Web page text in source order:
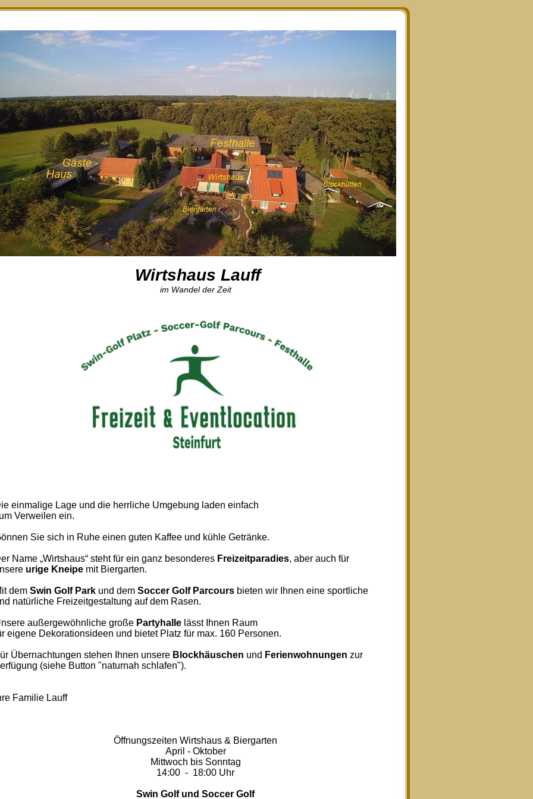
Wirtshaus Lauff
im Wandel der Zeit
einmalige Lage und die herrliche Umgebung laden einfach
Verweilen ein.
Sie sich in Ruhe einen guten Kaffee und kühle Getränke.
Name „Wirtshaus“ steht für ein ganz besonderes Freizeitparadies, aber auch für
urige Kneipe mit Biergarten.
dem Swin Golf Park und dem Soccer Golf Parcours bieten wir Ihnen eine sportliche
natürliche Freizeitgestaltung auf dem Rasen.
außergewöhnliche große Partyhalle lässt Ihnen Raum
eigene Dekorationsideen und bietet Platz für max. 160 Personen.
Übernachtungen stehen Ihnen unsere Blockhäuschen und Ferienwohnungen zur
(siehe Button "naturnah schlafen").
Familie Lauff
Öffnungszeiten Wirtshaus & Biergarten
April - Oktober
Mittwoch bis Sonntag
14:00 - 18:00 Uhr
Swin Golf und Soccer Golf